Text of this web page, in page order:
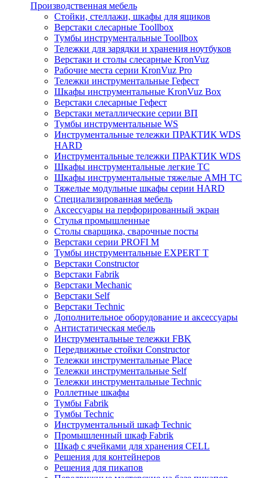
Производственная мебель
Стойки, стеллажи, шкафы для ящиков
Верстаки слесарные Toollbox
Тумбы инструментальные Toollbox
Тележки для зарядки и хранения ноутбуков
Верстаки и столы слесарные KronVuz
Рабочие места серии KronVuz Pro
Тележки инструментальные Гефест
Шкафы инструментальные KronVuz Box
Верстаки слесарные Гефест
Верстаки металлические серии ВП
Тумбы инструментальные WS
Инструментальные тележки ПРАКТИК WDS
HARD
Инструментальные тележки ПРАКТИК WDS
Шкафы инструментальные легкие ТС
Шкафы инструментальные тяжелые AMH TC
Тяжелые модульные шкафы серии HARD
Cпециализированная мебель
Аксессуары на перфорированный экран
Стулья промышленные
Столы сварщика, сварочные посты
Верстаки серии PROFI M
Тумбы инструментальные EXPERT T
Верстаки Constructor
Верстаки Fabrik
Верстаки Mechanic
Верстаки Self
Верстаки Technic
Дополнительное оборудование и аксессуары
Антистатическая мебель
Инструментальные тележки FBK
Передвижные стойки Constructor
Тележки инструментальные Place
Тележки инструментальные Self
Тележки инструментальные Technic
Роллетные шкафы
Тумбы Fabrik
Тумбы Technic
Инструментальный шкаф Technic
Промышленный шкаф Fabrik
Шкаф с ячейками для хранения CELL
Решения для контейнеров
Решения для пикапов